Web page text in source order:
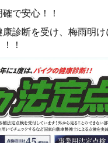
で安心！！
診断を受け、梅雨明け
！